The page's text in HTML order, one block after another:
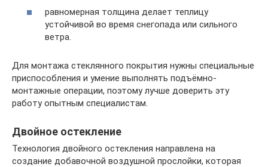
равномерная толщина делает теплицу
устойчивой во время снегопада или сильного
ветра.
Для монтажа стеклянного покрытия нужны специальные
приспособления и умение выполнять подъёмно-
монтажные операции, поэтому лучше доверить эту
работу опытным специалистам.
Двойное остекление
Технология двойного остекления направлена на
создание добавочной воздушной прослойки, которая